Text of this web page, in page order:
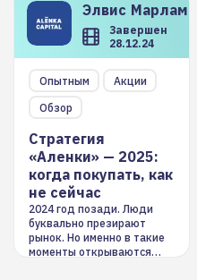
Элвис Марламов
Завершен
28.12.24
Опытным
Акции
Обзор
Стратегия
«Аленки» — 2025:
когда покупать, как
не сейчас
2024 год позади. Люди
буквально презирают
рынок. Но именно в такие
моменты открываются